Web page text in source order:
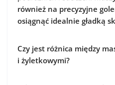
również na precyzyjne
osiągnąć idealnie gładką
Czy jest różnica między
i żyletkowymi?